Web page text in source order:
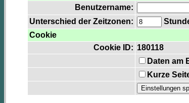
Benutzername:
Unterschied der Zeitzonen:
Cookie
Cookie ID: 180118
Daten am
Kurze